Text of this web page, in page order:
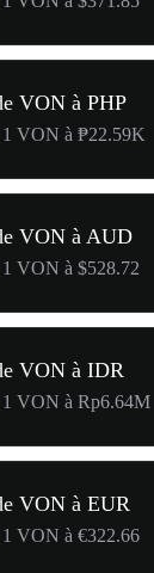
VON à PHP
1 VON à ₱22.59K
VON à AUD
VON à $528.72
VON à IDR
1 VON à Rp6.64M
VON à EUR
VON à €322.66